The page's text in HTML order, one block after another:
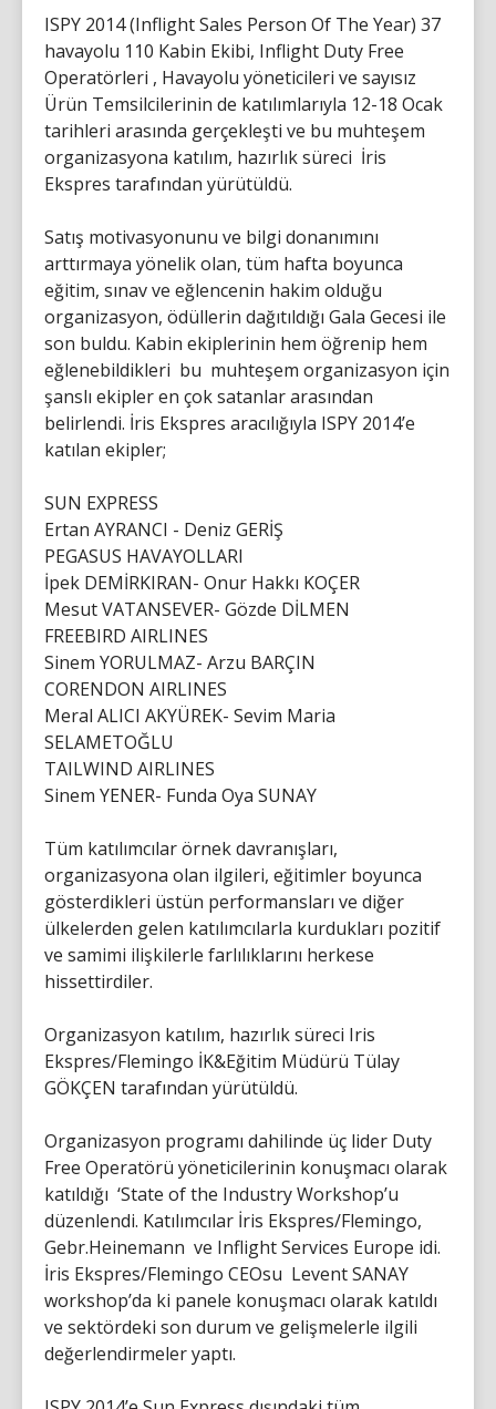
ISPY 2014 (Inflight Sales Person Of The Year) 37
havayolu 110 Kabin Ekibi, Inflight Duty Free
Operatörleri , Havayolu yöneticileri ve sayısız
Ürün Temsilcilerinin de katılımlarıyla 12-18 Ocak
tarihleri arasında gerçekleşti ve bu muhteşem
organizasyona katılım, hazırlık süreci İris
Ekspres tarafından yürütüldü.
Satış motivasyonunu ve bilgi donanımını
arttırmaya yönelik olan, tüm hafta boyunca
eğitim, sınav ve eğlencenin hakim olduğu
organizasyon, ödüllerin dağıtıldığı Gala Gecesi ile
son buldu. Kabin ekiplerinin hem öğrenip hem
eğlenebildikleri bu muhteşem organizasyon için
şanslı ekipler en çok satanlar arasından
belirlendi. İris Ekspres aracılığıyla ISPY 2014’e
katılan ekipler;
SUN EXPRESS
Ertan AYRANCI - Deniz GERİŞ
PEGASUS HAVAYOLLARI
İpek DEMİRKIRAN- Onur Hakkı KOÇER
Mesut VATANSEVER- Gözde DİLMEN
FREEBIRD AIRLINES
Sinem YORULMAZ- Arzu BARÇIN
CORENDON AIRLINES
Meral ALICI AKYÜREK- Sevim Maria
SELAMETOĞLU
TAILWIND AIRLINES
Sinem YENER- Funda Oya SUNAY
Tüm katılımcılar örnek davranışları,
organizasyona olan ilgileri, eğitimler boyunca
gösterdikleri üstün performansları ve diğer
ülkelerden gelen katılımcılarla kurdukları pozitif
ve samimi ilişkilerle farlılıklarını herkese
hissettirdiler.
Organizasyon katılım, hazırlık süreci Iris
Ekspres/Flemingo İK&Eğitim Müdürü Tülay
GÖKÇEN tarafından yürütüldü.
Organizasyon programı dahilinde üç lider Duty
Free Operatörü yöneticilerinin konuşmacı olarak
katıldığı ‘State of the Industry Workshop’u
düzenlendi. Katılımcılar İris Ekspres/Flemingo,
Gebr.Heinemann ve Inflight Services Europe idi.
İris Ekspres/Flemingo CEOsu Levent SANAY
workshop’da ki panele konuşmacı olarak katıldı
ve sektördeki son durum ve gelişmelerle ilgili
değerlendirmeler yaptı.